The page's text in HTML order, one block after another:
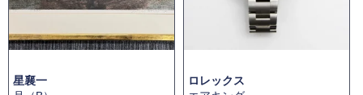
星襄一
ロレックス